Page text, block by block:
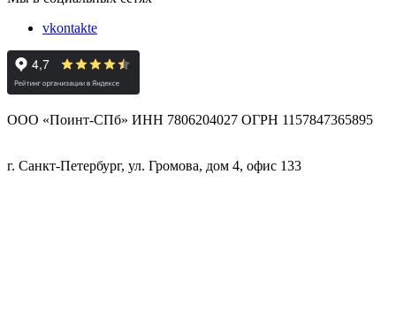
vkontakte
ООО «Поинт-СПб» ИНН 7806204027 ОГРН 1157847365895
г. Санкт-Петербург, ул. Громова, дом 4, офис 133